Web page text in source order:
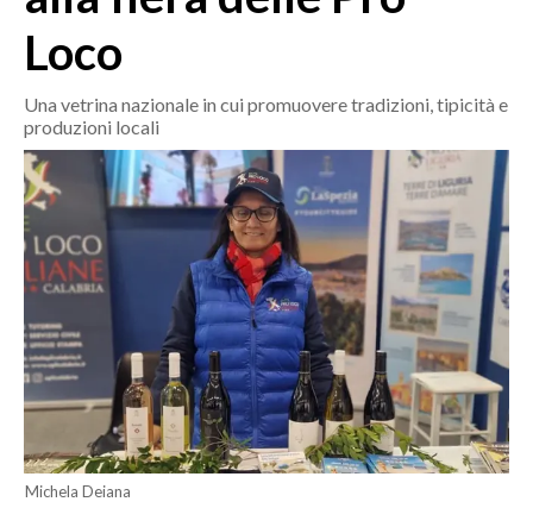
OGLIASTRA
AGENDA
CRONACA
ITALIA
MONDO
POLITICA
ECONOMIA
SERVIZI ALLE IMPRESE
LAVORO
SPORT IN SARDEGNA
Loco
Una vetrina nazionale in cui promuovere tradizioni, tipicità e
produzioni locali
Michela Deiana